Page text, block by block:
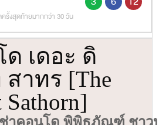
รั้งสุดท้ายมากกว่า 30 วัน
เดอะ ดิ
าทร [The
ช่าคอนโด พิพิธภัณฑ์ ชาว